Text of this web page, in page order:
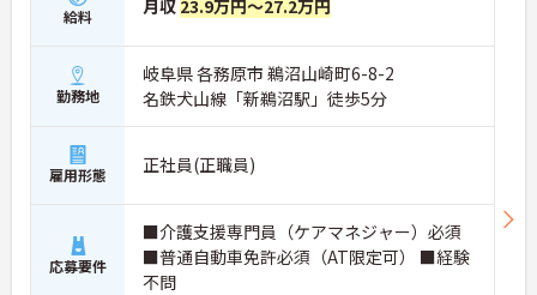
給料 月収 23.9万円～27.2万円
勤務地
岐阜県 各務原市 鵜沼山崎町6-8-2
名鉄犬山線「新鵜沼駅」徒歩5分
雇用形態 正社員(正職員)
応募要件
■介護支援専門員（ケアマネジャー）必須
■普通自動車免許必須（AT限定可） ■経験
不問